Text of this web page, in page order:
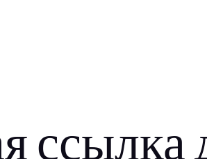
ссылка